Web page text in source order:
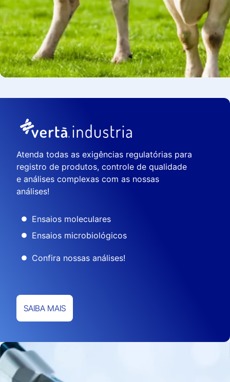
Atenda todas as exigências regulatórias para
registro de produtos, controle de qualidade
e análises complexas com as nossas
análises!
Ensaios moleculares
Ensaios microbiológicos
Confira nossas análises!
SAIBA MAIS